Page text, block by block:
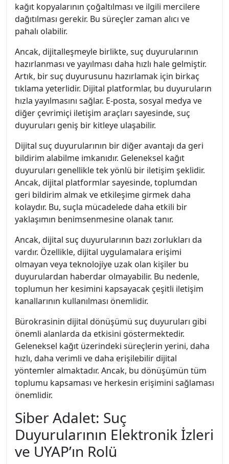
kağıt kopyalarının çoğaltılması ve ilgili mercilere
dağıtılması gerekir. Bu süreçler zaman alıcı ve
pahalı olabilir.
Ancak, dijitalleşmeyle birlikte, suç duyurularının
hazırlanması ve yayılması daha hızlı hale gelmiştir.
Artık, bir suç duyurusunu hazırlamak için birkaç
tıklama yeterlidir. Dijital platformlar, bu duyuruların
hızla yayılmasını sağlar. E-posta, sosyal medya ve
diğer çevrimiçi iletişim araçları sayesinde, suç
duyuruları geniş bir kitleye ulaşabilir.
Dijital suç duyurularının bir diğer avantajı da geri
bildirim alabilme imkanıdır. Geleneksel kağıt
duyuruları genellikle tek yönlü bir iletişim şeklidir.
Ancak, dijital platformlar sayesinde, toplumdan
geri bildirim almak ve etkileşime girmek daha
kolaydır. Bu, suçla mücadelede daha etkili bir
yaklaşımın benimsenmesine olanak tanır.
Ancak, dijital suç duyurularının bazı zorlukları da
vardır. Özellikle, dijital uygulamalara erişimi
olmayan veya teknolojiye uzak olan kişiler bu
duyurulardan haberdar olmayabilir. Bu nedenle,
toplumun her kesimini kapsayacak çeşitli iletişim
kanallarının kullanılması önemlidir.
Bürokrasinin dijital dönüşümü suç duyuruları gibi
önemli alanlarda da etkisini göstermektedir.
Geleneksel kağıt üzerindeki süreçlerin yerini, daha
hızlı, daha verimli ve daha erişilebilir dijital
yöntemler almaktadır. Ancak, bu dönüşümün tüm
toplumu kapsaması ve herkesin erişimini sağlaması
önemlidir.
Siber Adalet: Suç
Duyurularının Elektronik İzleri
ve UYAP’ın Rolü